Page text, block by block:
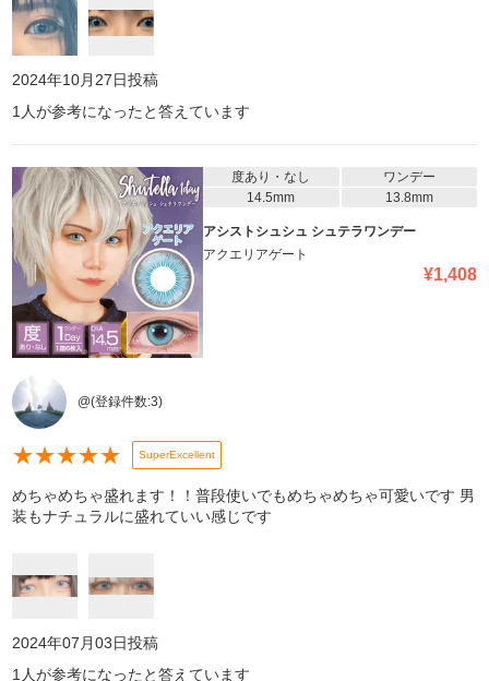
2024年10月27日投稿
1 人が参考になったと答えています
度あり・なし
ワンデー
14.5mm
13.8mm
アシストシュシュ シュテラワンデー
アクエリアゲート
¥1,408
@(登録件数:3)
★★★★★ SuperExcellent
めちゃめちゃ盛れます！！普段使いでもめちゃめちゃ可愛いです 男
装もナチュラルに盛れていい感じです
2024年07月03日投稿
1 人が参考になったと答えています